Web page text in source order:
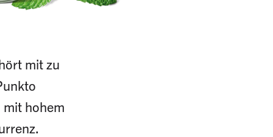
mit zu
mit hohem